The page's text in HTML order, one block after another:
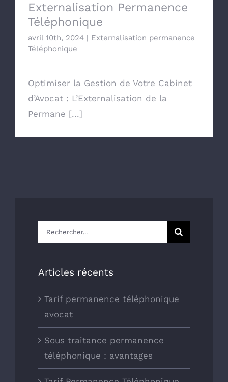
Externalisation Permanence
Téléphonique
avril 10th, 2024 | Externalisation permanence
Téléphonique
Optimiser la Gestion de Votre Cabinet
d’Avocat : L’Externalisation de la
Permane [...]
Rechercher:
Articles récents
Tarif permanence téléphonique
avocat
Sous traitance permanence
téléphonique : avantages